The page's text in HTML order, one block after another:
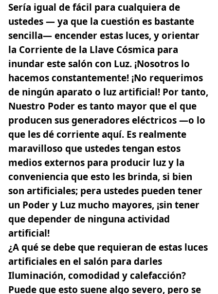
Sería igual de fácil para cualquiera de
ustedes — ya que la cuestión es bastante
sencilla— encender estas luces, y orientar
la Corriente de la Llave Cósmica para
inundar este salón con Luz. ¡Nosotros lo
hacemos constantemente! ¡No requerimos
de ningún aparato o luz artificial! Por tanto,
Nuestro Poder es tanto mayor que el que
producen sus generadores eléctricos —o lo
que les dé corriente aquí. Es realmente
maravilloso que ustedes tengan estos
medios externos para producir luz y la
conveniencia que esto les brinda, si bien
son artificiales; pera ustedes pueden tener
un Poder y Luz mucho mayores, ¡sin tener
que depender de ninguna actividad
artificial!
¿A qué se debe que requieran de estas luces
artificiales en el salón para darles
Iluminación, comodidad y calefacción?
Puede que esto suene algo severo, pero se